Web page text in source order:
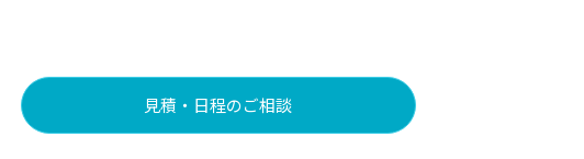
見積・日程のご相談